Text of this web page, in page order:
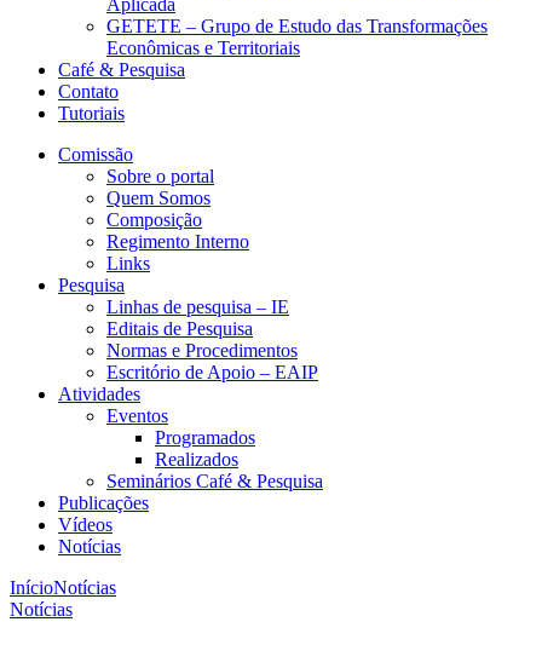
Aplicada
GETETE – Grupo de Estudo das Transformações
Econômicas e Territoriais
Café & Pesquisa
Contato
Tutoriais
Comissão
Sobre o portal
Quem Somos
Composição
Regimento Interno
Links
Pesquisa
Linhas de pesquisa – IE
Editais de Pesquisa
Normas e Procedimentos
Escritório de Apoio – EAIP
Atividades
Eventos
Programados
Realizados
Seminários Café & Pesquisa
Publicações
Vídeos
Notícias
InícioNotícias
Notícias